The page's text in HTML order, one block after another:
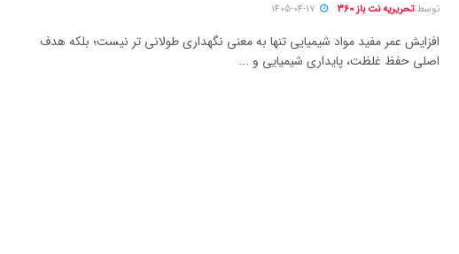
توسط تحریریه نت باز 360
افزایش عمر مفید مواد شیمیایی تنها به معنی نگهداری طولانی‌ تر نیست؛ بلکه هدف
اصلی حفظ غلظت، پایداری شیمیایی و ...